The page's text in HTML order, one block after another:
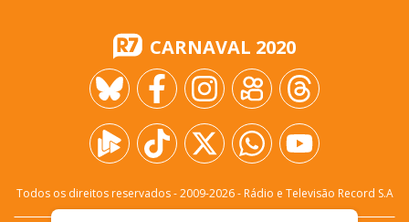
CARNAVAL 2020
Todos os direitos reservados - 2009-2026- Rádio e Televisão Record S.A